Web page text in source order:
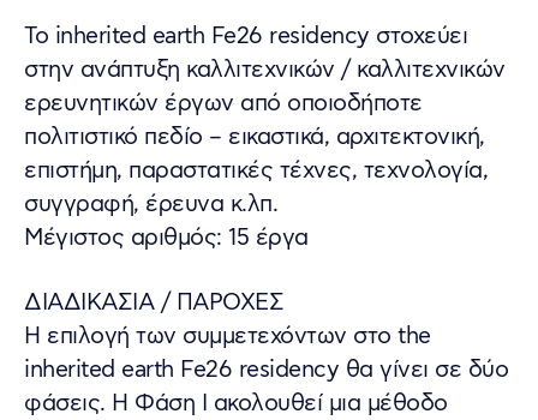
Το inherited earth Fe26 residency στοχεύει
στην ανάπτυξη καλλιτεχνικών / καλλιτεχνικών
ερευνητικών έργων από οποιοδήποτε
πολιτιστικό πεδίο – εικαστικά, αρχιτεκτονική,
επιστήμη, παραστατικές τέχνες, τεχνολογία,
συγγραφή, έρευνα κ.λπ.
Μέγιστος αριθμός: 15 έργα
ΔΙΑΔΙΚΑΣΙΑ / ΠΑΡΟΧΕΣ
Η επιλογή των συμμετεχόντων στο the
inherited earth Fe26 residency θα γίνει σε δύο
φάσεις. Η Φάση Ι ακολουθεί μια μέθοδο